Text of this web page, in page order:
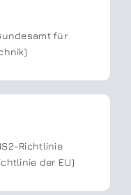
für
Richtlinie
der EU)